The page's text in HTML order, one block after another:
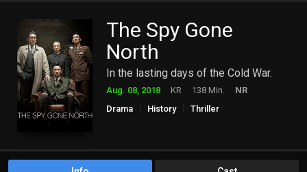
The Spy Gone
North
In the lasting days of the Cold War.
Aug. 08, 2018 KR 138 Min.
NR
Drama
History Thriller